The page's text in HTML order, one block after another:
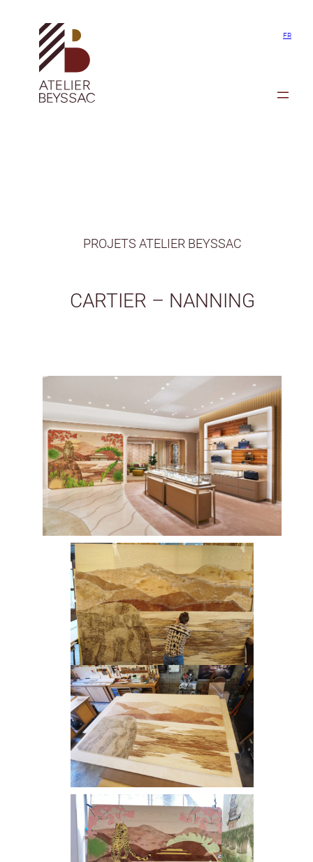
contenu
FR
PROJETS ATELIER BEYSSAC
CARTIER – NANNING